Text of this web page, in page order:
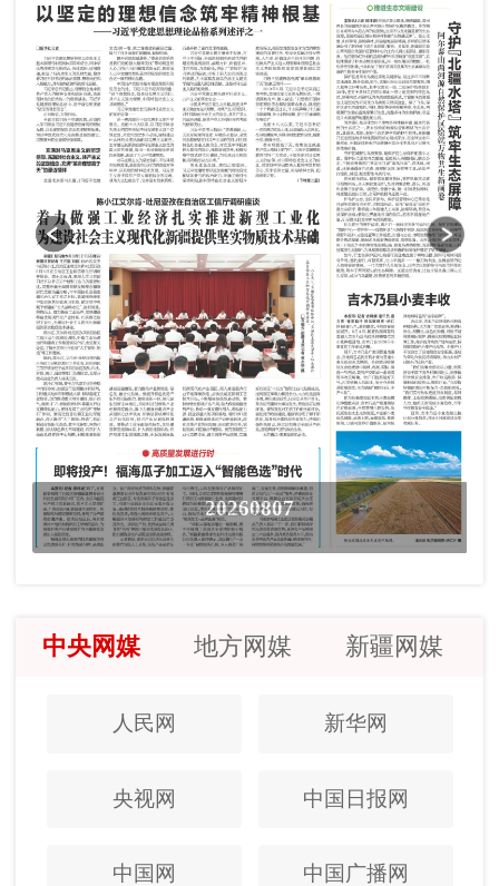
20260807
中央网媒 地方网媒 新疆网媒
人民网 新华网
央视网 中国日报网
中国网 中国广播网